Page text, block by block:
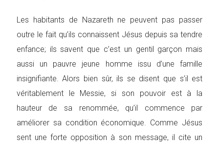
Les habitants de Nazareth ne peuvent pas passer
outre le fait qu’ils connaissent Jésus depuis sa tendre
enfance; ils savent que c’est un gentil garçon mais
aussi un pauvre jeune homme issu d’une famille
insignifiante. Alors bien sûr, ils se disent que s’il est
véritablement le Messie, si son pouvoir est à la
hauteur de sa renommée, qu’il commence par
améliorer sa condition économique. Comme Jésus
sent une forte opposition à son message, il cite un